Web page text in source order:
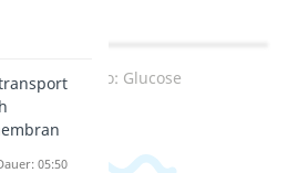
Zum Video: Glucose
05:50